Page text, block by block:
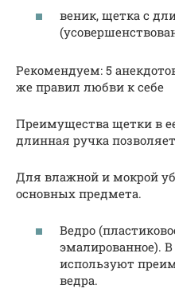
веник, щетка с
Рекомендуем: 5
же правил любви к себе
Преимущества щетки в
длинная ручка
Для влажной и мокрой
основных предмета.
Ведро
эмалированное).
используют
ведра.